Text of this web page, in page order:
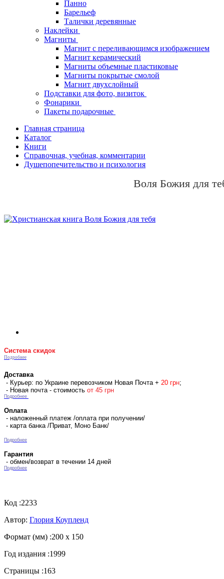
Панно
Барельеф
Талички деревянные
Наклейки
Магниты
Магнит с переливающимся изображением
Магнит керамический
Магниты объемные пластиковые
Магниты покрытые смолой
Магнит двухслойный
Подставки для фото, визиток
Фонарики
Пакеты подарочные
Главная страница
Каталог
Книги
Справочная, учебная, комментарии
Душепопечительство и психология
Воля Божия для
Система скидок
Подробнее
Доставка
- Курьер: по Украине перевозчиком Новая Почта + 20 грн;
- Новая почта - стоимость от 45 грн
Подробнее
Оплата
- наложенный платеж /оплата при получении/
- карта банка /Приват, Моно Банк/
Подробнее
Гарантия
- обмен/возврат в течении 14 дней
Подробнее
Код :2233
Автор: Глория Коупленд
Формат (мм) :200 х 150
Год издания :1999
Страницы :163